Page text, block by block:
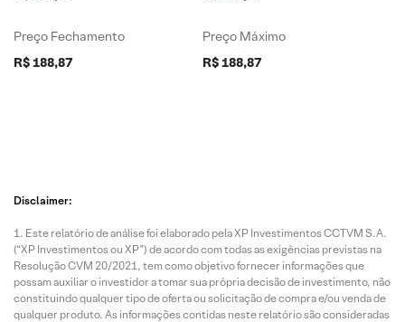
Preço Fechamento
R$ 188,87
Preço Máximo
R$ 188,87
Disclaimer:
Este relatório de análise foi elaborado pela XP Investimentos CCTVM S.A.
(“XP Investimentos ou XP”) de acordo com todas as exigências previstas na
Resolução CVM 20/2021, tem como objetivo fornecer informações que
possam auxiliar o investidor a tomar sua própria decisão de investimento, não
constituindo qualquer tipo de oferta ou solicitação de compra e/ou venda de
qualquer produto. As informações contidas neste relatório são consideradas